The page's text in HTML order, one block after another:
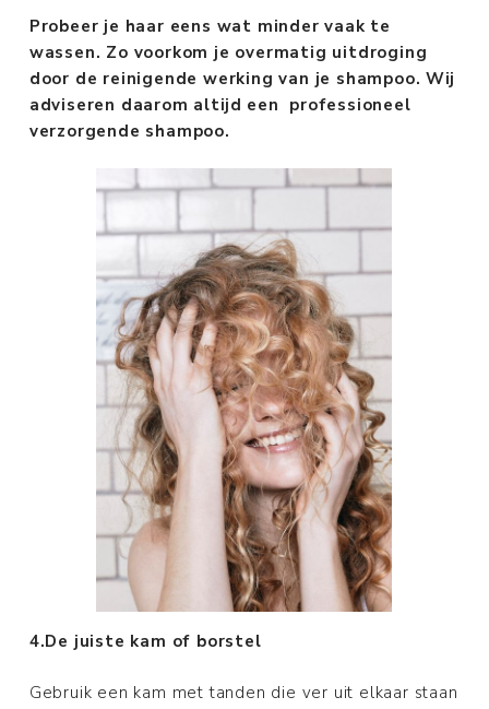
Probeer je haar eens wat minder vaak te
wassen. Zo voorkom je overmatig uitdroging
door de reinigende werking van je shampoo. Wij
adviseren daarom altijd een professioneel
verzorgende shampoo.
4.De juiste kam of borstel
Gebruik een kam met tanden die ver uit elkaar staan